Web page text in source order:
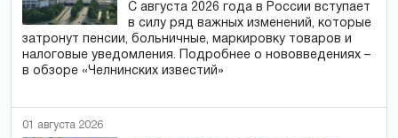
С августа 2026 года в России вступает
в силу ряд важных изменений, которые
затронут пенсии, больничные, маркировку товаров и
налоговые уведомления. Подробнее о нововведениях –
в обзоре «Челнинских известий»
01 августа 2026